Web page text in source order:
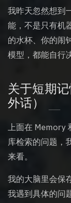
我昨天忽然想到
能，不是只有机
的水杯、你的闹
模型，都能自行
关于短期
外话）
上面在 Memory
库检索的问题，
来看。
我的大脑里会保
我遇到具体的问